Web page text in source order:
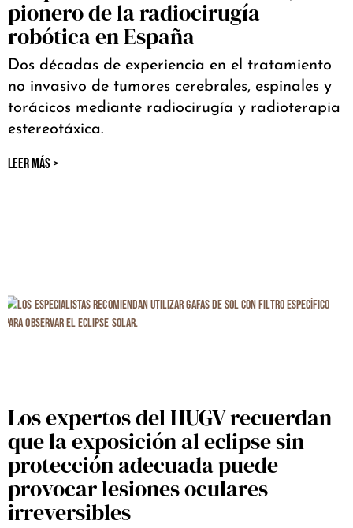
pionero de la radiocirugía
robótica en España
Dos décadas de experiencia en el tratamiento
no invasivo de tumores cerebrales, espinales y
torácicos mediante radiocirugía y radioterapia
estereotáxica.
LEER MÁS >
Los expertos del HUGV recuerdan
que la exposición al eclipse sin
protección adecuada puede
provocar lesiones oculares
irreversibles